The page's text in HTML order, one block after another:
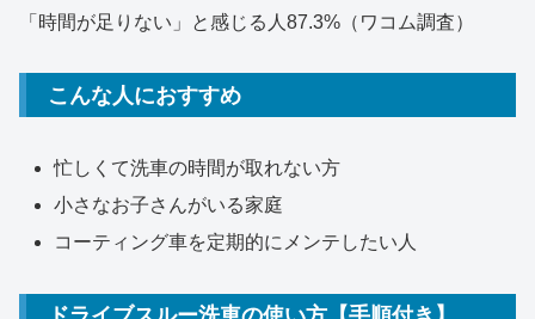
「時間が足りない」と感じる人87.3%（ワコム調査）
こんな人におすすめ
忙しくて洗車の時間が取れない方
小さなお子さんがいる家庭
コーティング車を定期的にメンテしたい人